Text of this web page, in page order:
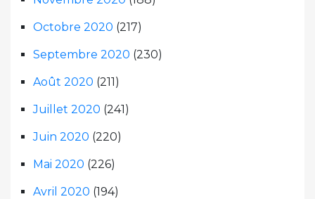
Octobre 2020 (217)
Septembre 2020 (230)
Août 2020 (211)
Juillet 2020 (241)
Juin 2020 (220)
Mai 2020 (226)
Avril 2020 (194)